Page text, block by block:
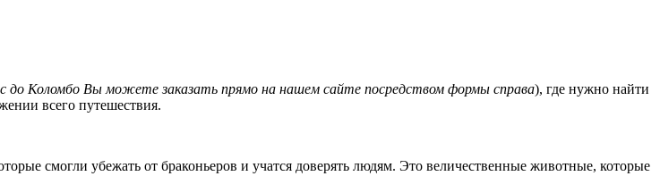
до Коломбо Вы можете заказать прямо на нашем сайте посредством формы справа), где нужно найти
всего путешествия.
смогли убежать от браконьеров и учатся доверять людям. Это величественные животные, которые